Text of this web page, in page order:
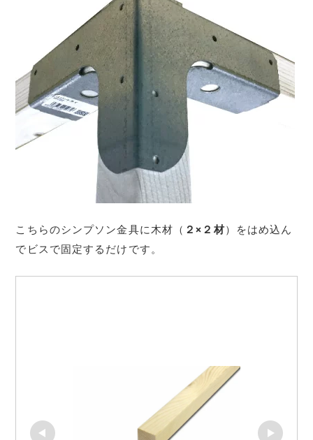
こちらのシンプソン金具に木材（ ２×２材）をはめ込ん
でビスで固定するだけです。